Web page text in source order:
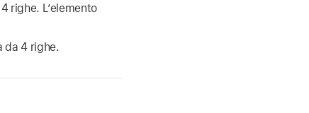
righe. L’elemento
da 4 righe.